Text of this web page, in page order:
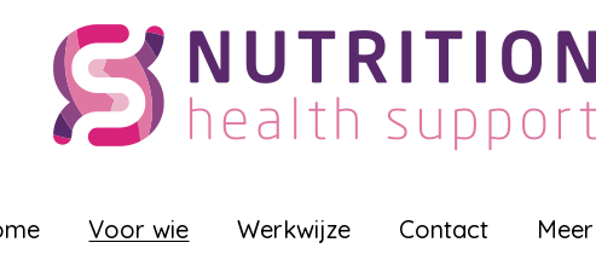
Voor wie Werkwijze Contact